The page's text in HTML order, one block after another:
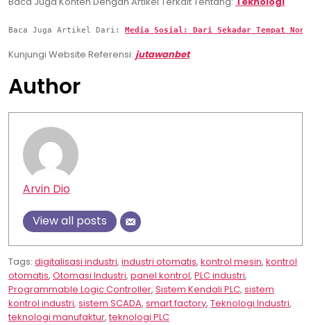
Baca Juga Artikel Dari: Media Sosial: Dari Sekadar Tempat
Kunjungi Website Referensi: jutawanbet
Author
Arvin Dio
View all posts
Tags: digitalisasi industri, industri otomatis, kontrol mesin, kontrol
otomatis, Otomasi Industri, panel kontrol, PLC industri,
Programmable Logic Controller, Sistem Kendali PLC, sistem
kontrol industri, sistem SCADA, smart factory, Teknologi Industri,
teknologi manufaktur,teknologi PLC